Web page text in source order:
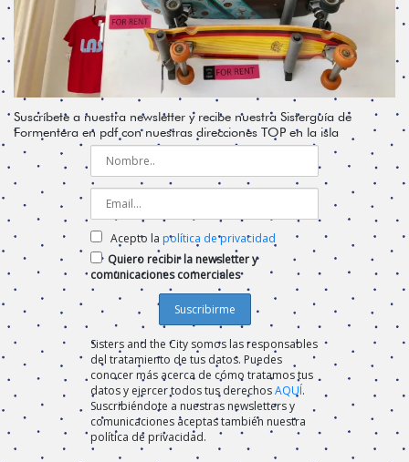
Suscríbete a nuestra newsletter y recibe nuestra Sisterguía de
Formentera en pdf con nuestras direcciones TOP en la isla
Acepto la política de privacidad
Quiero recibir la newsletter y
comunicaciones comerciales
Sisters and the City somos las responsables
del tratamiento de tus datos. Puedes
conocer más acerca de cómo tratamos tus
datos y ejercer todos tus derechosAQUÍ.
Suscribiéndote a nuestras newsletters y
comunicaciones aceptas también nuestra
política de privacidad.